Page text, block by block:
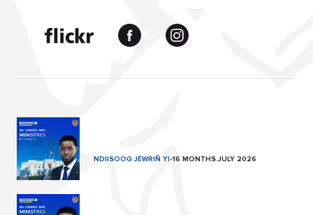
NDIISOOG JËWRIÑ YI -16 MONTHS.JULY 2026